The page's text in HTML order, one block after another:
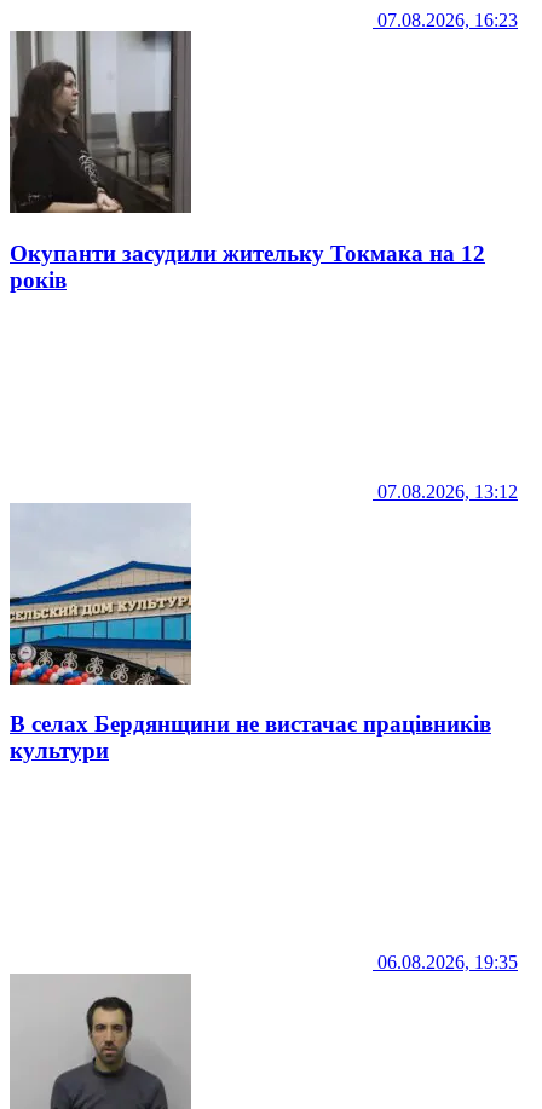
07.08.2026, 16:23
Окупанти засудили жительку Токмака на 12
років
07.08.2026, 13:12
В селах Бердянщини не вистачає працівників
культури
06.08.2026, 19:35